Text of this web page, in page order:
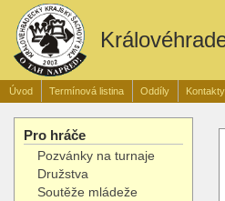
Úvod Termínová listina Oddíly Kontakty
Pro hráče
Pozvánky na turnaje
Družstva
Soutěže mládeže